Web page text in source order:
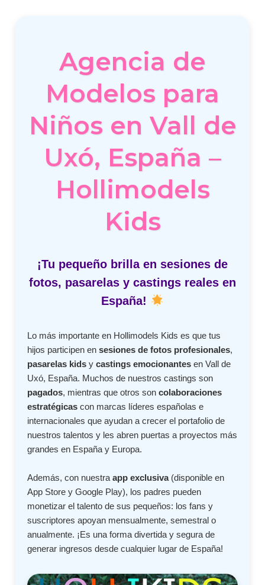
Agencia de
Modelos para
Niños en Vall de
Uxó, España –
Hollimodels
Kids
¡Tu pequeño brilla en sesiones de
fotos, pasarelas y castings reales en
España!
Lo más importante en Hollimodels Kids es que tus
hijos participen ensesiones de fotos profesionales,
pasarelas kids ycastings emocionantes en Vall de
Uxó, España. Muchos de nuestros castings son
pagados, mientras que otros soncolaboraciones
estratégicas con marcas líderes españolas e
internacionales que ayudan a crecer el portafolio de
nuestros talentos y les abren puertas a proyectos más
grandes en España y Europa.
Además, con nuestraapp exclusiva(disponible en
App Store y Google Play), los padres pueden
monetizar el talento de sus pequeños: los fans y
suscriptores apoyan mensualmente, semestral o
anualmente. ¡Es una forma divertida y segura de
generar ingresos desde cualquier lugar de España!